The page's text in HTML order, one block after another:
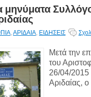
μηνύματα
,ΑΡΙΔΑΙΑ, ΕΙΔΗΣΕΙΣ
Μετά την
του
26/04/2015
Αριδαίας, ο